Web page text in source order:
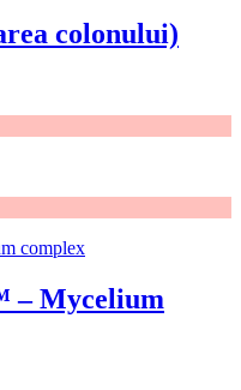
colonului)
– Mycelium